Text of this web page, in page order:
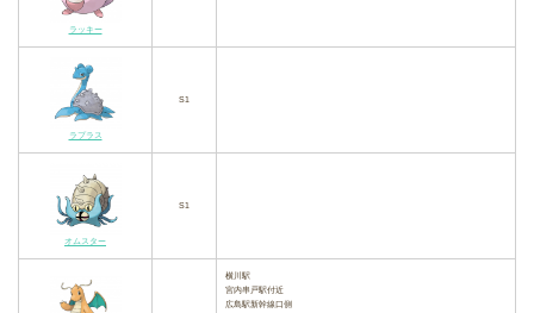
ラッキー
ラプラス
S1
オムスター
S1
横川駅
宮内串戸駅付近
広島駅新幹線口側